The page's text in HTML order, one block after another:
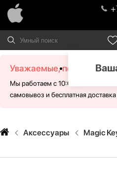
Уважаемые, посетители!
Мы работаем с 10:00 - 21:00 без
самовывоз и бесплатная
Аксессуары Magic